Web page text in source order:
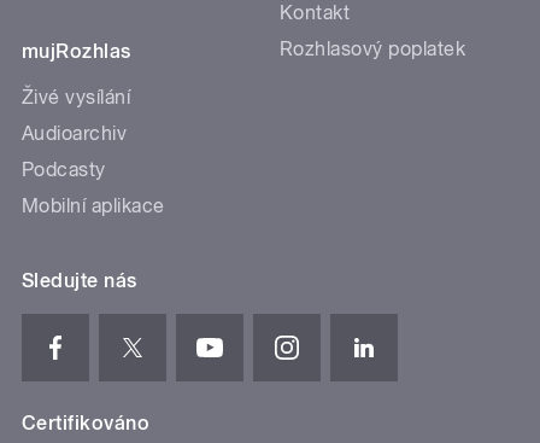
mujRozhlas
Živé vysílání
Audioarchiv
Podcasty
Mobilní aplikace
Kontakt
Rozhlasový poplatek
Sledujte nás
Certifikováno